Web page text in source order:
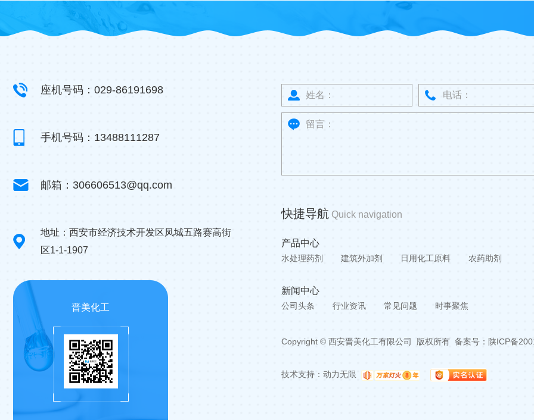
座机号码：029-86191698
手机号码：13488111287
邮箱：306606513@qq.com
地址：西安市经济技术开发区凤城五路赛高街
区1-1-1907
晋美化工
快捷导航 Quick navigation
产品中心
水处理药剂 建筑外加剂 日用化工原料 农药助剂
新闻中心
公司头条 行业资讯 常见问题 时事聚焦
Copyright © 西安晋美化工有限公司 版权所有 备案号： 陕ICP备
技术支持： 动力无限